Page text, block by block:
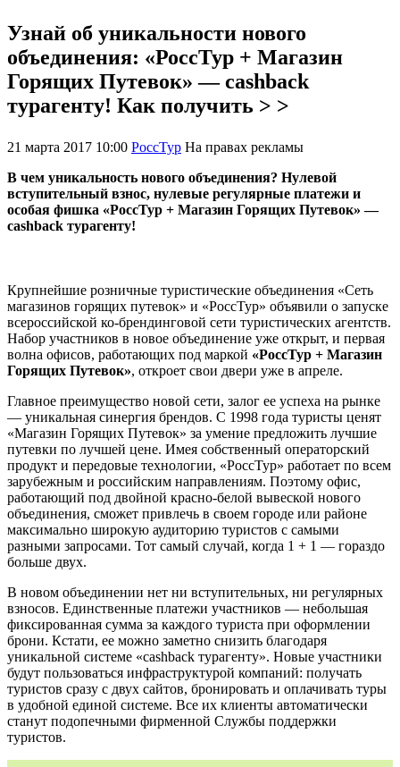
Узнай об уникальности нового
объединения: «РоссТур + Магазин
Горящих Путевок» — cashback
турагенту! Как получить > >
21 марта 2017 10:00 РоссТур На правах рекламы
В чем уникальность нового объединения? Нулевой
вступительный взнос, нулевые регулярные платежи и
особая фишка «РоссТур + Магазин Горящих Путевок» —
cashback турагенту!
Крупнейшие розничные туристические объединения «Сеть
магазинов горящих путевок» и «РоссТур» объявили о запуске
всероссийской ко-брендинговой сети туристических агентств.
Набор участников в новое объединение уже открыт, и первая
волна офисов, работающих под маркой «РоссТур + Магазин
Горящих Путевок», откроет свои двери уже в апреле.
Главное преимущество новой сети, залог ее успеха на рынке
— уникальная синергия брендов. С 1998 года туристы ценят
«Магазин Горящих Путевок» за умение предложить лучшие
путевки по лучшей цене. Имея собственный операторский
продукт и передовые технологии, «РоссТур» работает по всем
зарубежным и российским направлениям. Поэтому офис,
работающий под двойной красно-белой вывеской нового
объединения, сможет привлечь в своем городе или районе
максимально широкую аудиторию туристов с самыми
разными запросами. Тот самый случай, когда 1 + 1 — гораздо
больше двух.
В новом объединении нет ни вступительных, ни регулярных
взносов. Единственные платежи участников — небольшая
фиксированная сумма за каждого туриста при оформлении
брони. Кстати, ее можно заметно снизить благодаря
уникальной системе «cashback турагенту». Новые участники
будут пользоваться инфраструктурой компаний: получать
туристов сразу с двух сайтов, бронировать и оплачивать туры
в удобной единой системе. Все их клиенты автоматически
станут подопечными фирменной Службы поддержки
туристов.